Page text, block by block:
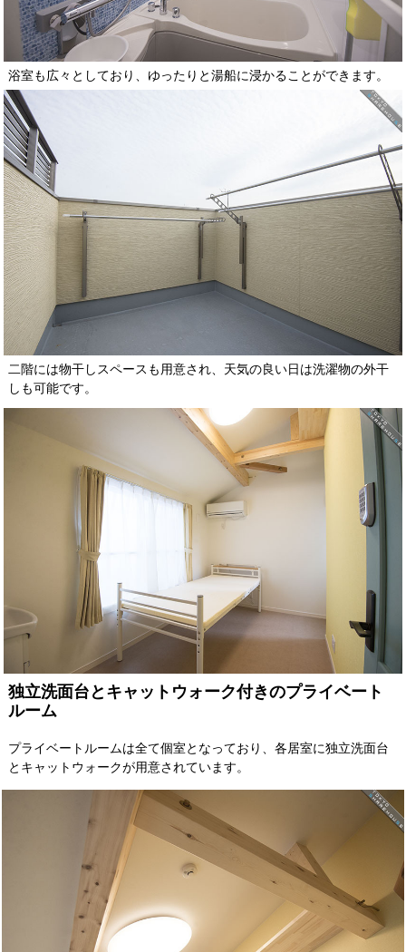
浴室も広々としており、ゆったりと湯船に浸かることができます。
二階には物干しスペースも用意され、天気の良い日は洗濯物の外干
しも可能です。
独立洗面台とキャットウォーク付きのプライベート
ルーム
プライベートルームは全て個室となっており、各居室に独立洗面台
とキャットウォークが用意されています。